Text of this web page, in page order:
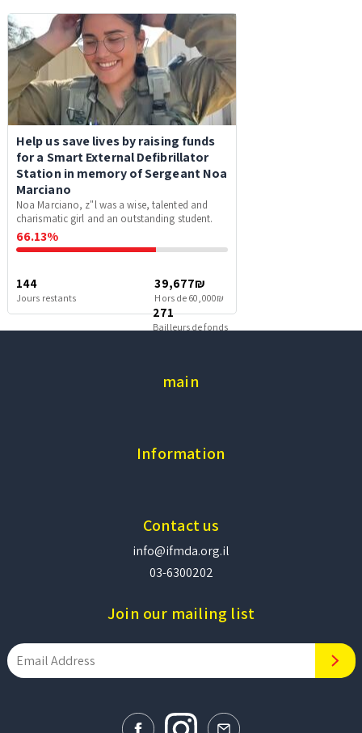
Help us save lives by raising funds
for a Smart External Defibrillator
Station in memory of Sergeant Noa
Marciano
Noa Marciano, z"l was a wise, talented and
charismatic girl and an outstanding student.
66.13%
39,677₪
Hors de 60,000₪
144
Jours restants
271
Bailleurs de fonds
main
Information
Contact us
info@ifmda.org.il
03-6300202
Join our mailing list